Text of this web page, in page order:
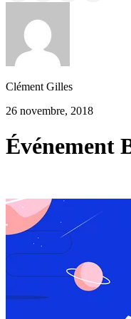
Clément Gilles
26 novembre, 2018
Événement